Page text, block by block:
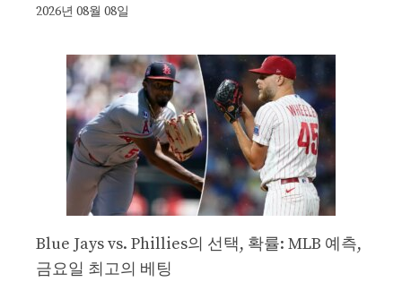
2026년 08월 08일
Blue Jays vs. Phillies의 선택, 확률: MLB 예측,
금요일 최고의 베팅